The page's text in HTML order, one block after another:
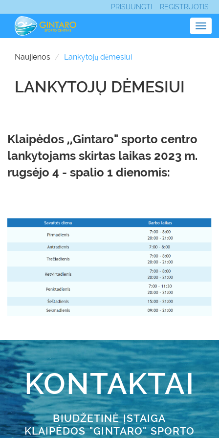
PRISIJUNGTI REGISTRUOTIS
Naujienos Lankytojų dėmesiui
LANKYTOJŲ DĖMESIUI
Klaipėdos ,,Gintaro" sporto centro
lankytojams skirtas laikas 2023 m.
rugsėjo 4 - spalio 1 dienomis:
KONTAKTAI
BIUDŽETINĖ ĮSTAIGA
KLAIPĖDOS "GINTARO" SPORTO